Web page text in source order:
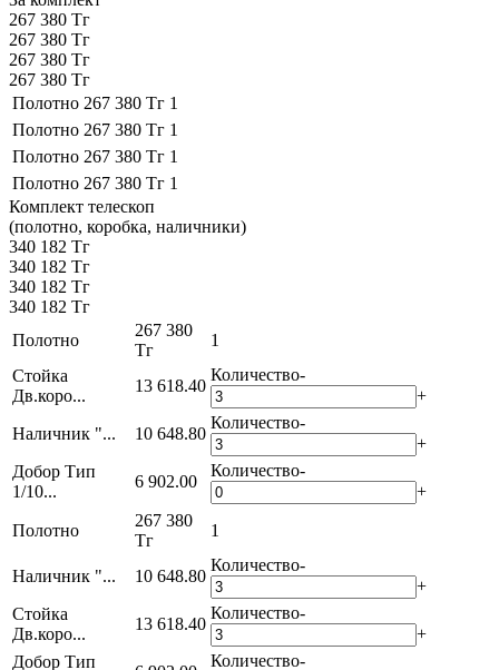
267 380 Тг
267 380 Тг
267 380 Тг
267 380 Тг
Полотно 267 380 Тг 1
Полотно 267 380 Тг 1
Полотно 267 380 Тг 1
Полотно 267 380 Тг 1
Комплект телескоп
(полотно, коробка, наличники)
340 182 Тг
340 182 Тг
340 182 Тг
340 182 Тг
Полотно
267 380
Тг
1
Стойка
Дв.коро...
13 618.40
Количество-
+
Наличник "...
10 648.80
Количество-
+
Добор Тип
1/10...
6 902.00
Количество-
+
Полотно
267 380
Тг
1
Наличник "... 10 648.80
Количество-
+
Стойка
Дв.коро...
13 618.40
Количество-
+
Добор Тип
Количество-